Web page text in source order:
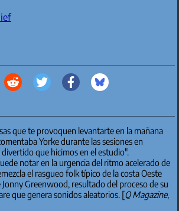
que te provoquen levantarte en la mañana
Yorke durante las sesiones en
que hicimos en el estudio".
notar en la urgencia del ritmo acelerado de
el rasgueo folk típico de la costa Oeste
Greenwood, resultado del proceso de su
que genera sonidos aleatorios. [Q Magazine,